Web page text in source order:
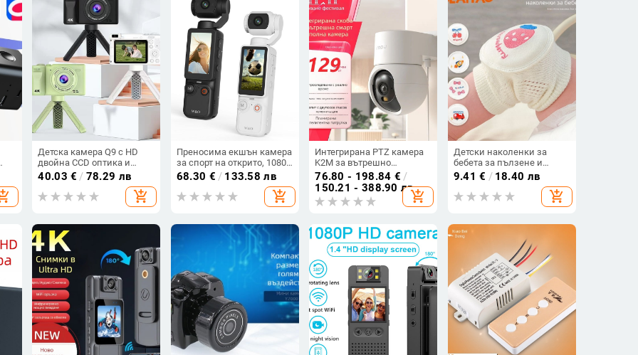
Детска камера Q9 с HD
двойна CCD оптика и
автофокус, запис видео и
снимки, TF карта, корпус
ABS, над 40 мегапиксела,
живот на батерията 3–5 ч
40.03 € / 78.29 лв
add_shopping_cart
Преносима екшън камера
за спорт на открито, 1080p
видео, модел Q7, 1,9-
инчов LCD, TF карта
съхранение, една камера
68.30 € / 133.58 лв
add_shopping_cart
Интегрирана PTZ камера
K2M за вътрешно
наблюдение, нощно
виждане, 360-градусово
проследяване,
дистанционно
корпоративни системи за
сигурност
76.80 - 198.84 € /
150.21 - 388.90 лв
add_shopping_cart
Детски наколенки за
бебета за пълзене и
прохождане — памучни
предпазители за лятото,
леки коленни протектори
с удароустойчива защита
9.41 € / 18.40 лв
add_shopping_cart